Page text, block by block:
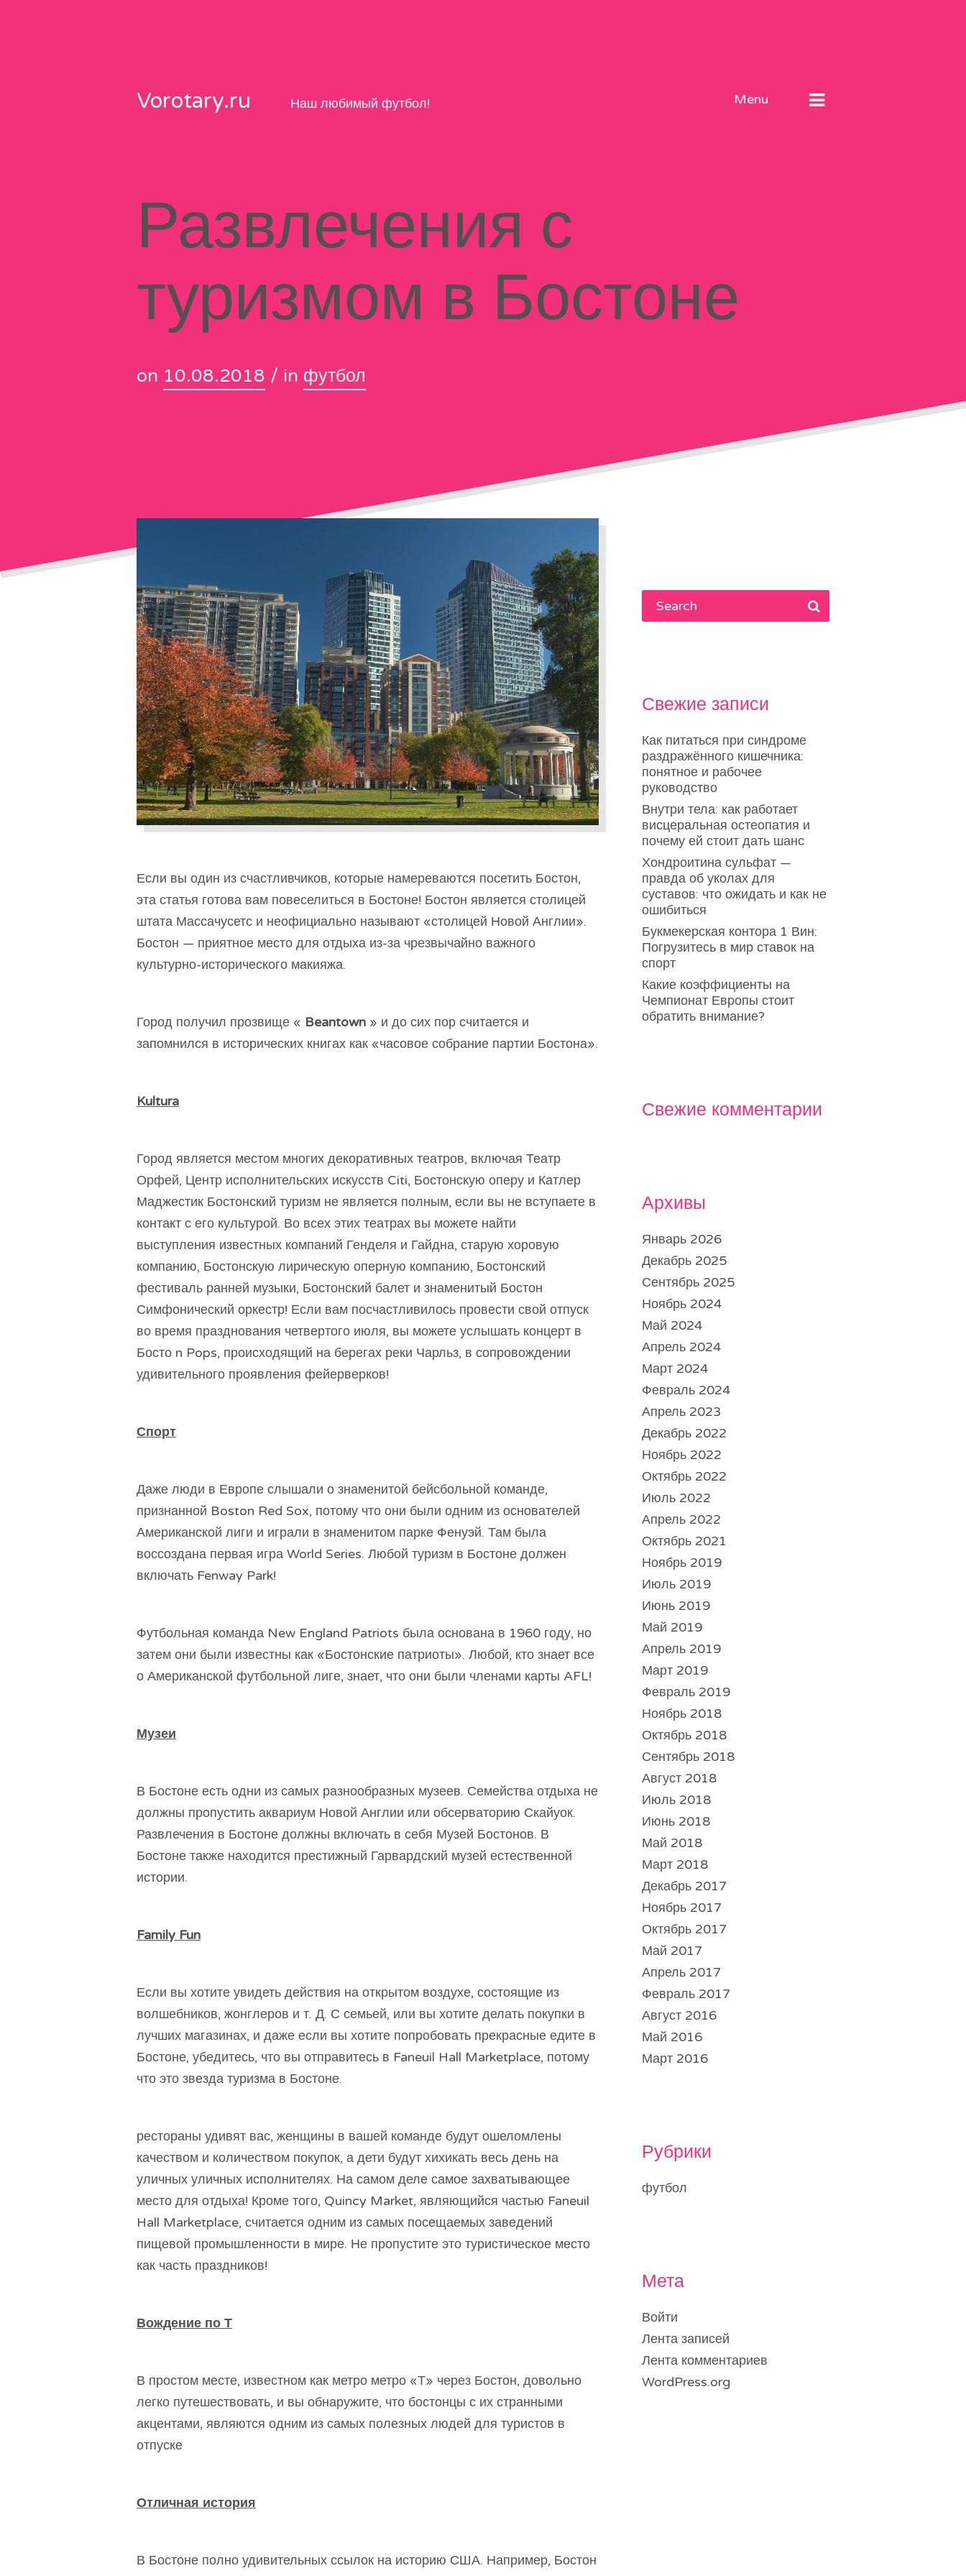
Vorotary.ru Наш любимый футбол! Menu
Развлечения с
туризмом в Бостоне
on 10.08.2018 / in футбол
Если вы один из счастливчиков, которые намереваются посетить Бостон,
эта статья готова вам повеселиться в Бостоне! Бостон является столицей
штата Массачусетс и неофициально называют «столицей Новой Англии».
Бостон — приятное место для отдыха из-за чрезвычайно важного
культурно-исторического макияжа.
Город получил прозвище « Beantown » и до сих пор считается и
запомнился в исторических книгах как «часовое собрание партии Бостона».
Kultura
Город является местом многих декоративных театров, включая Театр
Орфей, Центр исполнительских искусств Citi, Бостонскую оперу и Катлер
Маджестик Бостонский туризм не является полным, если вы не вступаете в
контакт с его культурой. Во всех этих театрах вы можете найти
выступления известных компаний Генделя и Гайдна, старую хоровую
компанию, Бостонскую лирическую оперную компанию, Бостонский
фестиваль ранней музыки, Бостонский балет и знаменитый Бостон
Симфонический оркестр! Если вам посчастливилось провести свой отпуск
во время празднования четвертого июля, вы можете услышать концерт в
Босто n Pops, происходящий на берегах реки Чарльз, в сопровождении
удивительного проявления фейерверков!
Спорт
Даже люди в Европе слышали о знаменитой бейсбольной команде,
признанной Boston Red Sox, потому что они были одним из основателей
Американской лиги и играли в знаменитом парке Фенуэй. Там была
воссоздана первая игра World Series. Любой туризм в Бостоне должен
включать Fenway Park!
Футбольная команда New England Patriots была основана в 1960 году, но
затем они были известны как «Бостонские патриоты». Любой, кто знает все
о Американской футбольной лиге, знает, что они были членами карты AFL!
Музеи
В Бостоне есть одни из самых разнообразных музеев. Семейства отдыха не
должны пропустить аквариум Новой Англии или обсерваторию Скайуок.
Развлечения в Бостоне должны включать в себя Музей Бостонов. В
Бостоне также находится престижный Гарвардский музей естественной
истории.
Family Fun
Если вы хотите увидеть действия на открытом воздухе, состоящие из
волшебников, жонглеров и т. Д. С семьей, или вы хотите делать покупки в
лучших магазинах, и даже если вы хотите попробовать прекрасные едите в
Бостоне, убедитесь, что вы отправитесь в Faneuil Hall Marketplace, потому
что это звезда туризма в Бостоне.
рестораны удивят вас, женщины в вашей команде будут ошеломлены
качеством и количеством покупок, а дети будут хихикать весь день на
уличных уличных исполнителях. На самом деле самое захватывающее
место для отдыха! Кроме того, Quincy Market, являющийся частью Faneuil
Hall Marketplace, считается одним из самых посещаемых заведений
пищевой промышленности в мире. Не пропустите это туристическое место
как часть праздников!
Вождение по Т
В простом месте, известном как метро метро «Т» через Бостон, довольно
легко путешествовать, и вы обнаружите, что бостонцы с их странными
акцентами, являются одним из самых полезных людей для туристов в
отпуске
Отличная история
В Бостоне полно удивительных ссылок на историю США. Например, Бостон
Свежие записи
Как питаться при синдроме
раздражённого кишечника:
понятное и рабочее
руководство
Внутри тела: как работает
висцеральная остеопатия и
почему ей стоит дать шанс
Хондроитина сульфат —
правда об уколах для
суставов: что ожидать и как не
ошибиться
Букмекерская контора 1 Вин:
Погрузитесь в мир ставок на
спорт
Какие коэффициенты на
Чемпионат Европы стоит
обратить внимание?
Свежие комментарии
Архивы
Январь 2026
Декабрь 2025
Сентябрь 2025
Ноябрь 2024
Май 2024
Апрель 2024
Март 2024
Февраль 2024
Апрель 2023
Декабрь 2022
Ноябрь 2022
Октябрь 2022
Июль 2022
Апрель 2022
Октябрь 2021
Ноябрь 2019
Июль 2019
Июнь 2019
Май 2019
Апрель 2019
Март 2019
Февраль 2019
Ноябрь 2018
Октябрь 2018
Сентябрь 2018
Август 2018
Июль 2018
Июнь 2018
Май 2018
Март 2018
Декабрь 2017
Ноябрь 2017
Октябрь 2017
Май 2017
Апрель 2017
Февраль 2017
Август 2016
Май 2016
Март 2016
Рубрики
футбол
Мета
Войти
Лента записей
Лента комментариев
WordPress.org